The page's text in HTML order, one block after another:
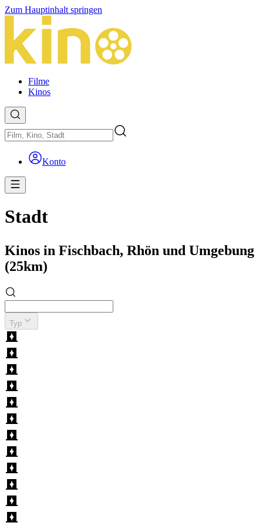
Zum Hauptinhalt springen
Filme
Kinos
Konto
Stadt
Kinos in Fischbach, Rhön und Umgebung
(25km)
Typ